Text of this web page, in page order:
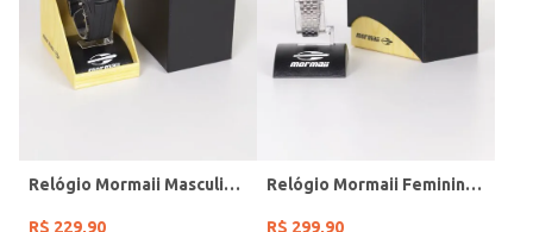
Relógio Mormaii Masculino PRETO
R$ 229,90
Relógio Mormaii Feminino PRATA
R$ 299,90